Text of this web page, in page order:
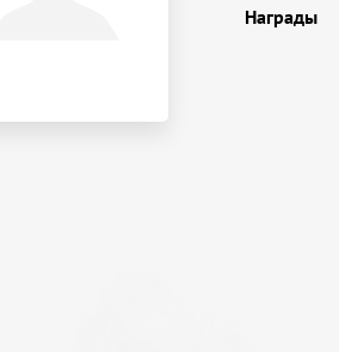
Награды